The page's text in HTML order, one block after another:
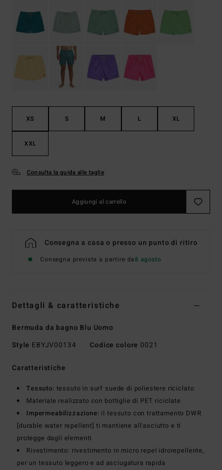
XS S M L XL
XXL
Consulta la guida alle taglie
Aggiungi al carrello
Consegna a casa o presso un punto di ritiro
Consegna prevista a partire da8 agosto
Dettagli & caratteristiche
Bermuda da bagno Blu Uomo
Style EBYJV00134 Codice colore 0021
Caratteristiche
Tessuto: tessuto in surf suede di poliestere riciclato
Materiale realizzato con bottiglie di PET riciclate
Impermeabilizzazione: il tessuto con trattamento DWR
[durable water repellent] ti mantiene all'asciutto e ti
protegge dagli elementi
Rivestimento: rivestimento in micro repel idrorepellente,
per un tessuto leggero e ad asciugatura rapida